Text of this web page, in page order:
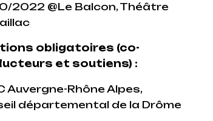
2022 @Le Balcon, Théâtre
obligatoires (co-
et soutiens) :
Auvergne-Rhône Alpes,
départemental de la Drôme